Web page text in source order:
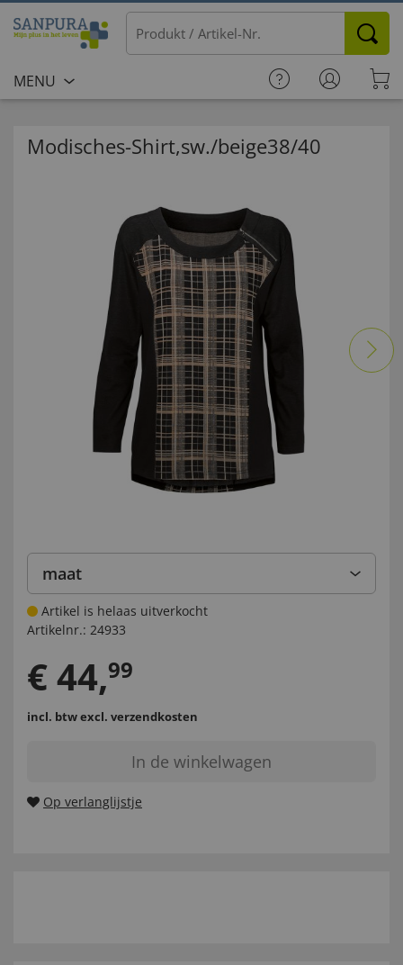
MENU
Modisches-Shirt,sw./beige38/40
maat
Artikel is helaas uitverkocht
Artikelnr.: 24933
€44,99
incl. btwexcl. verzendkosten
In de winkelwagen
Op verlanglijstje